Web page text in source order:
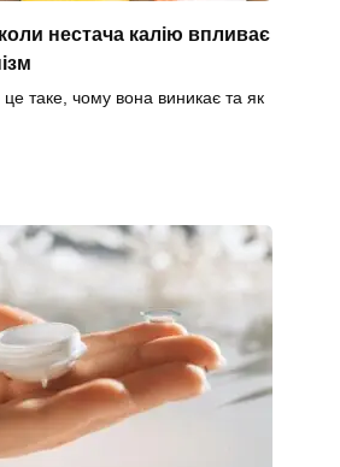
коли нестача калію впливає
це таке, чому вона виникає та як